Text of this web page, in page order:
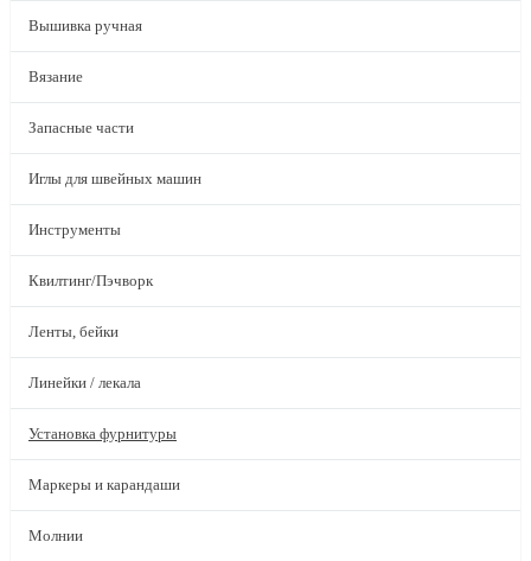
Вышивка ручная
Вязание
Запасные части
Иглы для швейных машин
Инструменты
Квилтинг/Пэчворк
Ленты, бейки
Линейки / лекала
Установка фурнитуры
Маркеры и карандаши
Молнии